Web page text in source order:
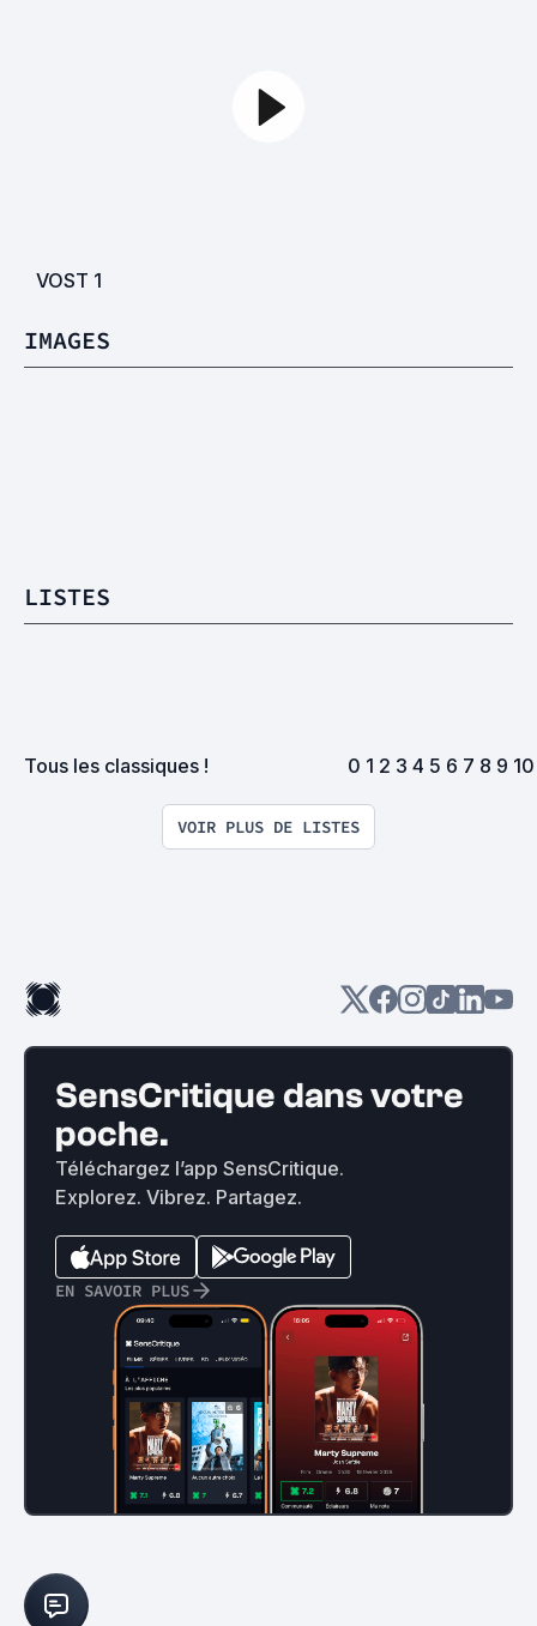
VOST 1
IMAGES
LISTES
Tous les classiques ! 0 1 2 3 4 5 6 7 8 9 10
VOIR PLUS DE LISTES
SensCritique dans votre
poche.
Téléchargez l’app SensCritique.
Explorez. Vibrez. Partagez.
EN SAVOIR PLUS